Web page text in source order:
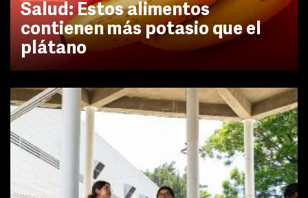
Salud: Estos alimentos
contienen más potasio que el
plátano